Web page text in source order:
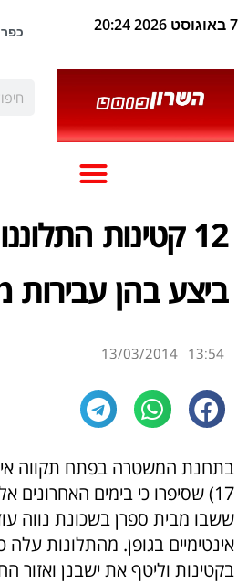
7 באוגוסט 2026 20:24
12 קטינות
ביצע בהן עבירות
13:54
13/03/2014
17) שסיפרו כי בימים האחרונים
ששבו מבית ספרן בשכונת נווה
אינטימיים בגופן. מהתלונות עלה
בקטינות וליטף את ישבנן ואזור